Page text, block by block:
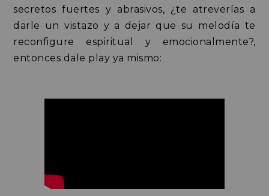
secretos fuertes y abrasivos, ¿te atreverías a
darle un vistazo y a dejar que su melodía te
reconfigure espiritual y emocionalmente?,
entonces dale play ya mismo: